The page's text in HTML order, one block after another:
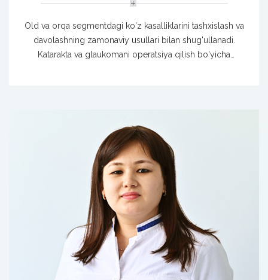
Old va orqa segmentdagi ko'z kasalliklarini tashxislash va
davolashning zamonaviy usullari bilan shug'ullanadi.
Katarakta va glaukomani operatsiya qilish bo'yicha